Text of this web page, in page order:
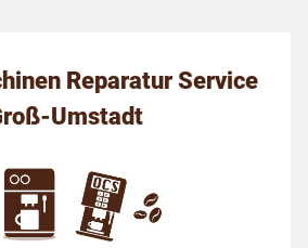
Reparatur Service
Umstadt